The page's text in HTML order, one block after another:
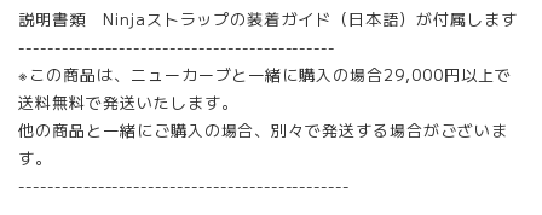
説明書類 Ninjaストラップの装着ガイド（日本語）が付属します
--------------------------------------------
※この商品は、ニューカーブと一緒に購入の場合29,000円以上で
送料無料で発送いたします。
他の商品と一緒にご購入の場合、別々で発送する場合がございま
す。
----------------------------------------------